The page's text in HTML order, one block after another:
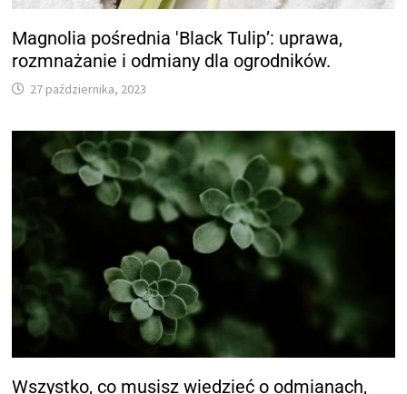
Magnolia pośrednia 'Black Tulip’: uprawa,
rozmnażanie i odmiany dla ogrodników.
27 października, 2023
Wszystko, co musisz wiedzieć o odmianach,